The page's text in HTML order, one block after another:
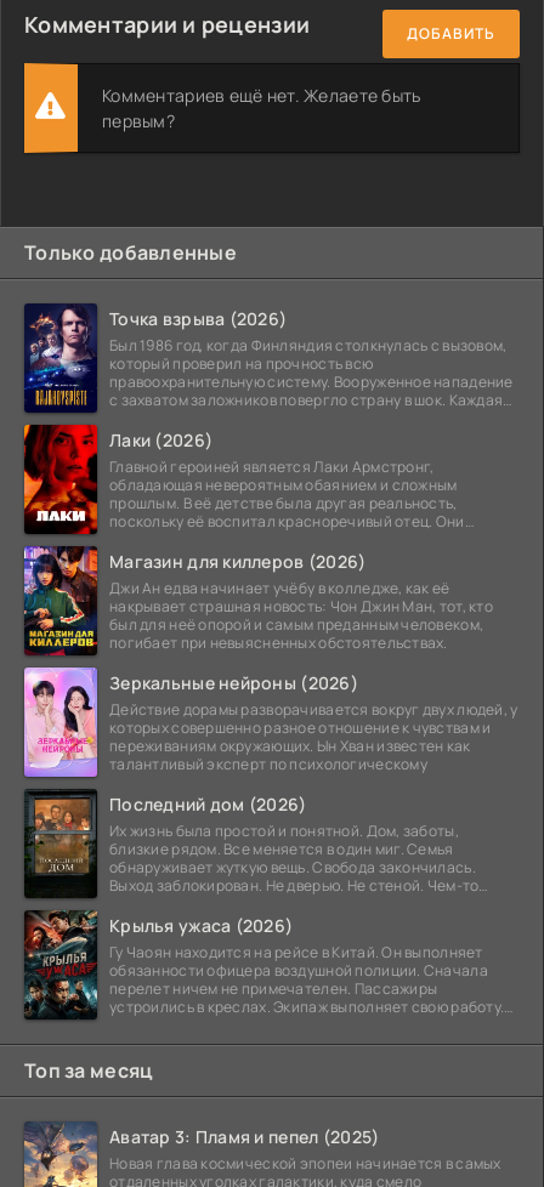
Комментарии и рецензии ДОБАВИТЬ
Комментариев ещё нет. Желаете быть
первым?
Только добавленные
Точка взрыва (2026)
Был 1986 год, когда Финляндия столкнулась с вызовом,
который проверил на прочность всю
правоохранительную систему. Вооруженное нападение
с захватом заложников повергло страну в шок. Каждая
Лаки (2026)
Главной героиней является Лаки Армстронг,
обладающая невероятным обаянием и сложным
прошлым. В её детстве была другая реальность,
поскольку её воспитал красноречивый отец. Они
Магазин для киллеров (2026)
Джи Ан едва начинает учёбу в колледже, как её
накрывает страшная новость: Чон Джин Ман, тот, кто
был для неё опорой и самым преданным человеком,
погибает при невыясненных обстоятельствах.
Зеркальные нейроны (2026)
Действие дорамы разворачивается вокруг двух людей, у
которых совершенно разное отношение к чувствам и
переживаниям окружающих. Ын Хван известен как
талантливый эксперт по психологическому
Последний дом (2026)
Их жизнь была простой и понятной. Дом, заботы,
близкие рядом. Все меняется в один миг. Семья
обнаруживает жуткую вещь. Свобода закончилась.
Выход заблокирован. Не дверью. Не стеной. Чем-то
Крылья ужаса (2026)
Гу Чаоян находится на рейсе в Китай. Он выполняет
обязанности офицера воздушной полиции. Сначала
перелет ничем не примечателен. Пассажиры
устроились в креслах. Экипаж выполняет свою работу.
Топ за месяц
Аватар 3: Пламя и пепел (2025)
Новая глава космической эпопеи начинается в самых
отдаленных уголках галактики, куда смело